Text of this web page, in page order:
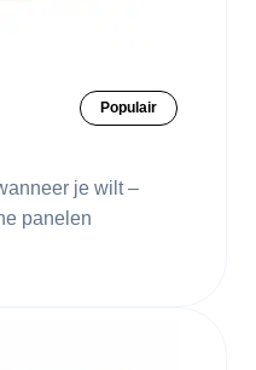
Populair
je wilt –
panelen